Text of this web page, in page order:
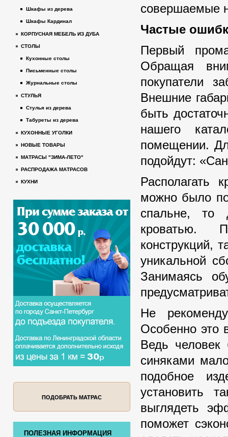
совершаемые
Частые
Первый
Обращая
покупатели
Внешние
быть
нашего
помещении.
подойдут:
Располагать
можно было
спальне, то
кроватью.
конструкций,
уникальной
Занимаясь
Не
Особенно это
Ведь человек
синяками
подобное
установить
выглядеть
поможет
Шкафы из дерева
Шкафы Кардинал
КОРПУСНАЯ МЕБЕЛЬ ИЗ ДУБА
СТОЛЫ
Кухонные столы
Письменные столы
Журнальные столы
СТУЛЬЯ
Стулья из дерева
Табуреты из дерева
КУХОННЫЕ УГОЛКИ
НОВЫЕ ТОВАРЫ
МАТРАСЫ "ЗИМА-ЛЕТО"
РАСПРОДАЖА МАТРАСОВ
КУХНИ
ПОДОБРАТЬ МАТРАС
ПОЛЕЗНАЯ ИНФОРМАЦИЯ